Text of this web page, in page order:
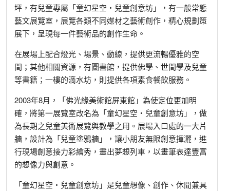
坪，有兒童專屬「童幻星空‧兒童創意坊」，有一般常態
藝文展覽室，展覽各類不同媒材之藝術創作，精心規劃策
展下，呈現每一件藝術品的創作生命。
在展場上配合燈光、場景、動線，提供更流暢優雅的空
間；其他相關資源，有圖書館，提供佛學、世間學及兒童
等書籍；一樓的滴水坊，則提供各項素食餐飲服務。
2003年8月，「佛光緣美術館屏東館」為使定位更加明
確，將第一展覽室改名為「童幻星空‧兒童創意坊」，做
為長期之兒童美術展覽與教學之用。展場入口處的一大片
牆，設計為「兒童塗鴉牆」，讓小朋友無限創意揮灑，進
行現場創意接力彩繪秀，畫出夢想列車，以畫筆表達豐富
的想像力與創意。
「童幻星空‧兒童創意坊」是兒童想像、創作、休閒兼具